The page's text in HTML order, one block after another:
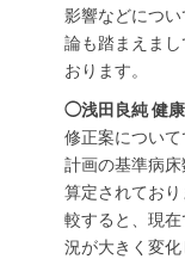
影響などにつ
論も踏まえま
おります。
◯浅田良純 健
修正案につい
計画の基準病
算定されてお
較すると、現
況が大きく変